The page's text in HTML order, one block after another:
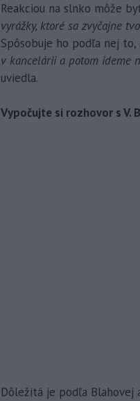
Reakciou na slnko môže
vyrážky, ktoré sa zvyčajne
Spôsobuje ho podľa nej
v kancelárii a potom ideme
uviedla.
Vypočujte si rozhovor s
Dôležitá je podľa Blahovej